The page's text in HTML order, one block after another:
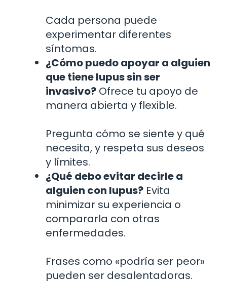
Cada persona puede
experimentar diferentes
síntomas.
¿Cómo puedo apoyar a alguien
que tiene lupus sin ser
invasivo? Ofrece tu apoyo de
manera abierta y flexible.
Pregunta cómo se siente y qué
necesita, y respeta sus deseos
y límites.
¿Qué debo evitar decirle a
alguien con lupus? Evita
minimizar su experiencia o
compararla con otras
enfermedades.
Frases como «podría ser peor»
pueden ser desalentadoras.